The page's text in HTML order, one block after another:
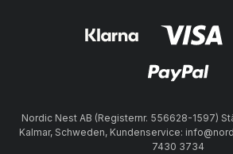
Nordic Nest AB (Registernr. 556628-1597)
Kalmar, Schweden, Kundenservice:
7430 3734